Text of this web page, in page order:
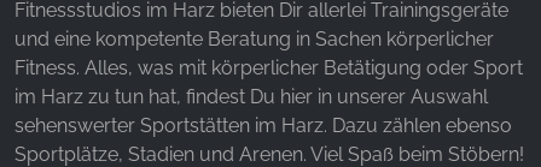
Fitnessstudios im Harz bieten Dir allerlei Trainingsgeräte
und eine kompetente Beratung in Sachen körperlicher
Fitness. Alles, was mit körperlicher Betätigung oder Sport
im Harz zu tun hat, findest Du hier in unserer Auswahl
sehenswerter Sportstätten im Harz. Dazu zählen ebenso
Sportplätze, Stadien und Arenen. Viel Spaß beim Stöbern!
3 Monate - 1 Jahr
STATISTIK
Statistik Cookies erfassen Informationen anonym.